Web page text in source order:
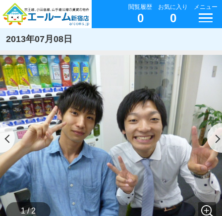
閲覧履歴
0
お気に入り
0
メニュー
2013年07月08日
1 / 2